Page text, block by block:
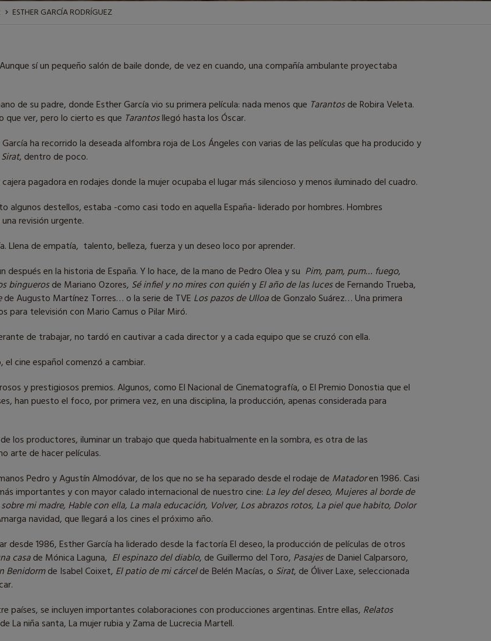
ESTHER GARCÍA RODRÍGUEZ
sí un pequeño salón de baile donde, de vez en cuando, una compañía ambulante proyectaba
de su padre, donde Esther García vio su primera película: nada menos que Tarantosde Robira Veleta.
que ver, pero lo cierto es que Tarantosllegó hasta los Óscar.
ha recorrido la deseada alfombra roja de Los Ángeles con varias de las películas que ha producido y
Sirat, dentro de poco.
pagadora en rodajes donde la mujer ocupaba el lugar más silencioso y menos iluminado del cuadro.
algunos destellos, estaba -como casi todo en aquella España- liderado por hombres. Hombres
revisión urgente.
Llena de empatía, talento, belleza, fuerza y un deseo loco por aprender.
en la historia de España. Y lo hace, de la mano de Pedro Olea y su Pim, pam, pum… fuego,
binguerosde Mariano Ozores, Sé infiel y no mires con quiényEl año de las lucesde Fernando Trueba,
de Augusto Martínez Torres… o la serie de TVE Los pazos de Ulloade Gonzalo Suárez… Una primera
para televisión con Mario Camus o Pilar Miró.
de trabajar, no tardó en cautivar a cada director y a cada equipo que se cruzó con ella.
cine español comenzó a cambiar.
y prestigiosos premios. Algunos, como El Nacional de Cinematografía, o El Premio Donostia que el
han puesto el foco, por primera vez, en una disciplina, la producción, apenas considerada para
los productores, iluminar un trabajo que queda habitualmente en la sombra, es otra de las
arte de hacer películas.
Pedro y Agustín Almodóvar, de los que no se ha separado desde el rodaje de Matadoren 1986. Casi
importantes y con mayor calado internacional de nuestro cine: La ley del deseo, Mujeres al borde de
mi madre, Hable con ella, La mala educación, Volver, Los abrazos rotos, La piel que habito, Dolor
navidad, que llegará a los cines el próximo año.
1986, Esther García ha liderado desde la factoría El deseo, la producción de películas de otros
casade Mónica Laguna, El espinazo del diablo, de Guillermo del Toro, Pasajesde Daniel Calparsoro,
Benidormde Isabel Coixet, El patio de mi cárcelde Belén Macías, o Sirat, de Óliver Laxe, seleccionada
países, se incluyen importantes colaboraciones con producciones argentinas. Entre ellas, Relatos
deLa niña santa, La mujer rubia y Zama de Lucrecia Martell.